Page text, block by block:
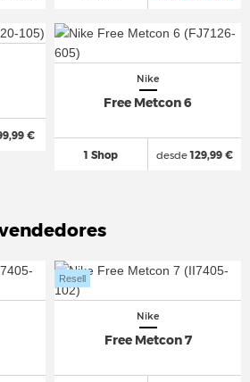
€
Nike
Free Metcon 6
1 Shop desde129,99 €
Nike
Free Metcon 7
Resell